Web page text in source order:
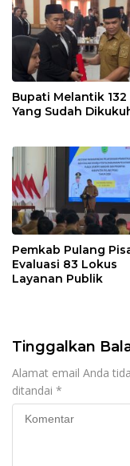
Bupati Melantik 132
Yang Sudah
Pemkab Pulang
Evaluasi 83 Lokus
Layanan Publik
Tinggalkan
Alamat email Anda
ditandai *